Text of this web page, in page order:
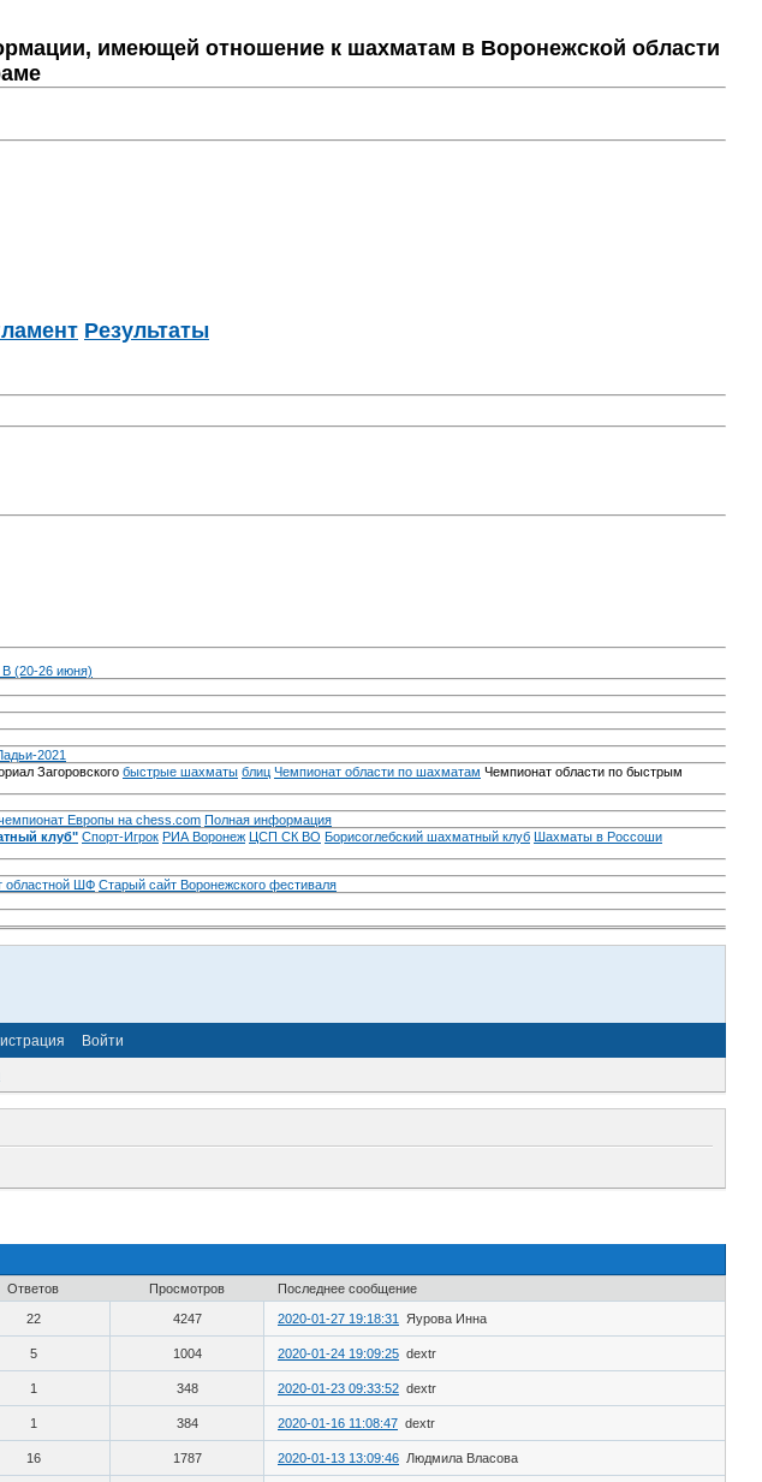
имеющей отношение к шахматам в Воронежской области
Результаты
B (20-26 июня)
2021
Загоровского быстрые шахматы блиц Чемпионат области по шахматам Чемпионат области по быстрым
Европы на chess.com Полная информация
клуб" Спорт-Игрок РИА Воронеж ЦСП СК ВО Борисоглебский шахматный клуб Шахматы в Россоши
областной ШФ Старый сайт Воронежского фестиваля
Войти
Ответов Просмотров Последнее сообщение
22 4247 2020-01-27 19:18:31 Яурова Инна
5 1004 2020-01-24 19:09:25 dextr
1 348 2020-01-23 09:33:52 dextr
1 384 2020-01-16 11:08:47 dextr
16 1787 2020-01-13 13:09:46 Людмила Власова